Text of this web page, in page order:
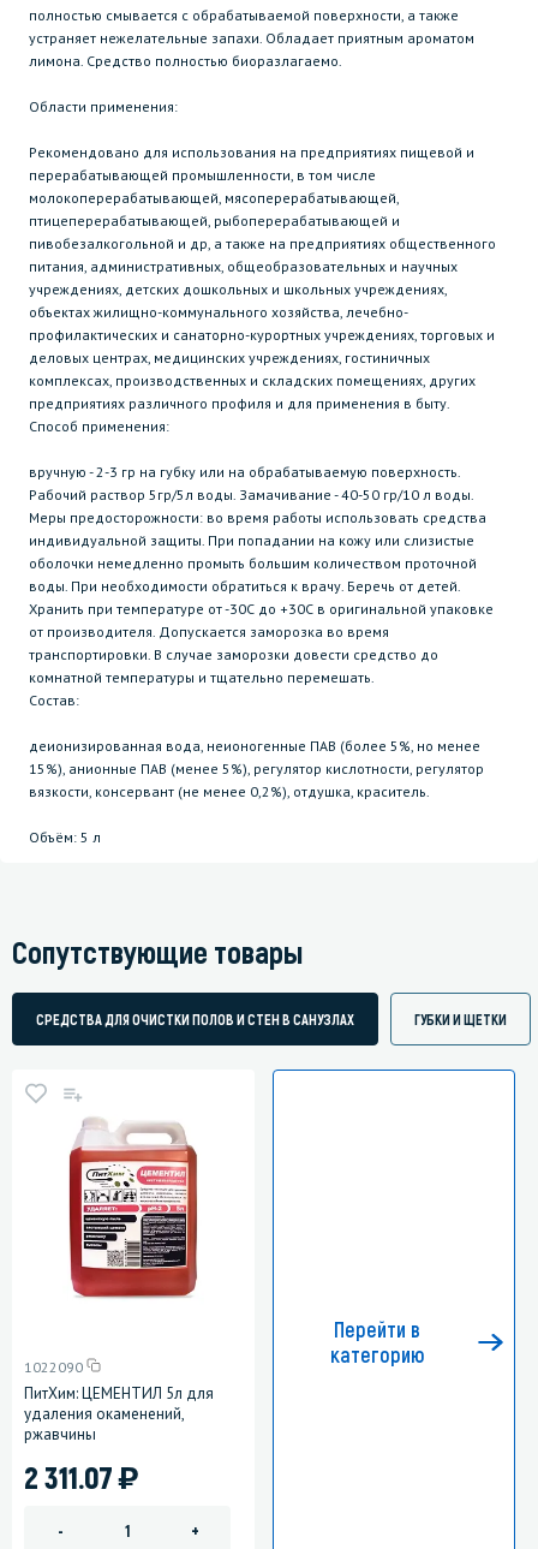
полностью смывается с обрабатываемой поверхности, а также
устраняет нежелательные запахи. Обладает приятным ароматом
лимона. Средство полностью биоразлагаемо.
Области применения:
Рекомендовано для использования на предприятиях пищевой и
перерабатывающей промышленности, в том числе
молокоперерабатывающей, мясоперерабатывающей,
птицеперерабатывающей, рыбоперерабатывающей и
пивобезалкогольной и др, а также на предприятиях общественного
питания, административных, общеобразовательных и научных
учреждениях, детских дошкольных и школьных учреждениях,
объектах жилищно-коммунального хозяйства, лечебно-
профилактических и санаторно-курортных учреждениях, торговых и
деловых центрах, медицинских учреждениях, гостиничных
комплексах, производственных и складских помещениях, других
предприятиях различного профиля и для применения в быту.
Способ применения:
вручную - 2-3 гр на губку или на обрабатываемую поверхность.
Рабочий раствор 5гр/5л воды. Замачивание - 40-50 гр/10 л воды.
Меры предосторожности: во время работы использовать средства
индивидуальной защиты. При попадании на кожу или слизистые
оболочки немедленно промыть большим количеством проточной
воды. При необходимости обратиться к врачу. Беречь от детей.
Хранить при температуре от -30С до +30С в оригинальной упаковке
от производителя. Допускается заморозка во время
транспортировки. В случае заморозки довести средство до
комнатной температуры и тщательно перемешать.
Состав:
деионизированная вода, неионогенные ПАВ (более 5%, но менее
15%), анионные ПАВ (менее 5%), регулятор кислотности, регулятор
вязкости, консервант (не менее 0,2%), отдушка, краситель.
Объём: 5 л
Сопутствующие товары
СРЕДСТВА ДЛЯ ОЧИСТКИ ПОЛОВ И СТЕН В САНУЗЛАХ ГУБКИ И ЩЕТКИ
1022090
ПитХим: ЦЕМЕНТИЛ 5л для
удаления окаменений,
ржавчины
2 311.07)
- +
Перейти в
категорию